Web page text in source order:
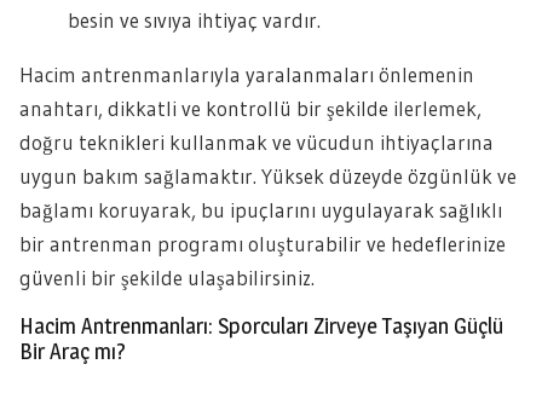
besin ve sıvıya ihtiyaç vardır.
Hacim antrenmanlarıyla yaralanmaları önlemenin
anahtarı, dikkatli ve kontrollü bir şekilde ilerlemek,
doğru teknikleri kullanmak ve vücudun ihtiyaçlarına
uygun bakım sağlamaktır. Yüksek düzeyde özgünlük ve
bağlamı koruyarak, bu ipuçlarını uygulayarak sağlıklı
bir antrenman programı oluşturabilir ve hedeflerinize
güvenli bir şekilde ulaşabilirsiniz.
Hacim Antrenmanları: Sporcuları Zirveye Taşıyan Güçlü
Bir Araç mı?